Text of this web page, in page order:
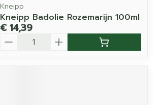
Kneipp
Kneipp Badolie Rozemarijn 100ml
€ 14,39